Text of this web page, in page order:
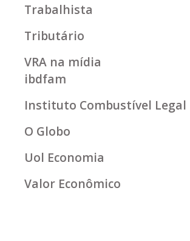
Trabalhista
Tributário
VRA na mídia
ibdfam
Instituto Combustível Legal
O Globo
Uol Economia
Valor Econômico